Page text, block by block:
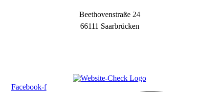
Beethovenstraße 24
66111 Saarbrücken
Facebook-f